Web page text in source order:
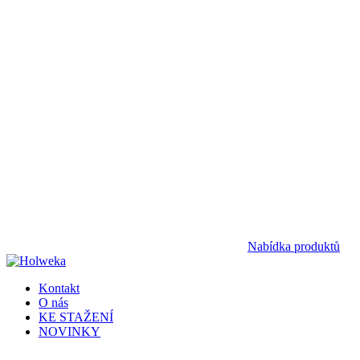
Nabídka produktů
Kontakt
O nás
KE STAŽENÍ
NOVINKY